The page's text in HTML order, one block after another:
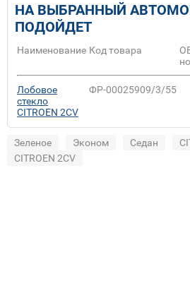
НА ВЫБРАННЫЙ
ПОДОЙДЕТ
Наименование Код товара
Лобовое
стекло
CITROEN 2CV
ФР-00025909/3/55
Зеленое Эконом Седан
CITROEN 2CV